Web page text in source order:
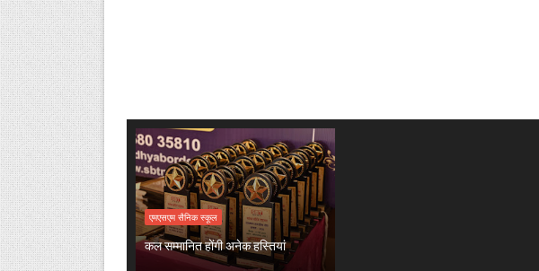
एमएसएम सैनिक स्कूल
कल सम्मानित होंगी अनेक हस्तियां